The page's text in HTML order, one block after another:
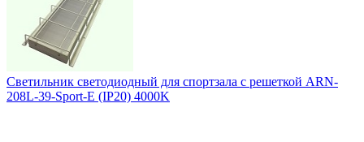
Светильник светодиодный для спортзала с решеткой ARN-
208L-39-Sport-E (IP20) 4000K